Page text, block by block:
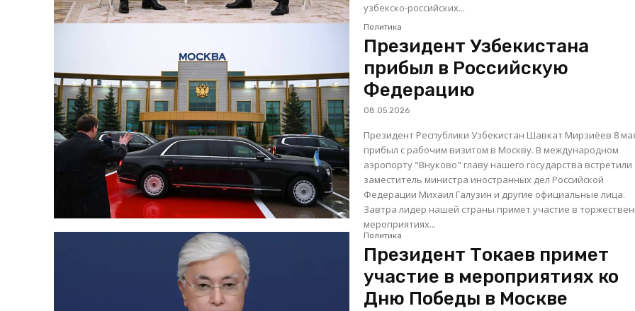
узбекско-российских...
Политика
Президент Узбекистана
прибыл в Российскую
Федерацию
08.05.2026
Президент Республики Узбекистан Шавкат Мирзиёев 8
прибыл с рабочим визитом в Москву. В международном
аэропорту "Внуково" главу нашего государства встретили
заместитель министра иностранных дел Российской
Федерации Михаил Галузин и другие официальные лица.
Завтра лидер нашей страны примет участие в
мероприятиях...
Политика
Президент Токаев примет
участие в мероприятиях ко
Дню Победы в Москве